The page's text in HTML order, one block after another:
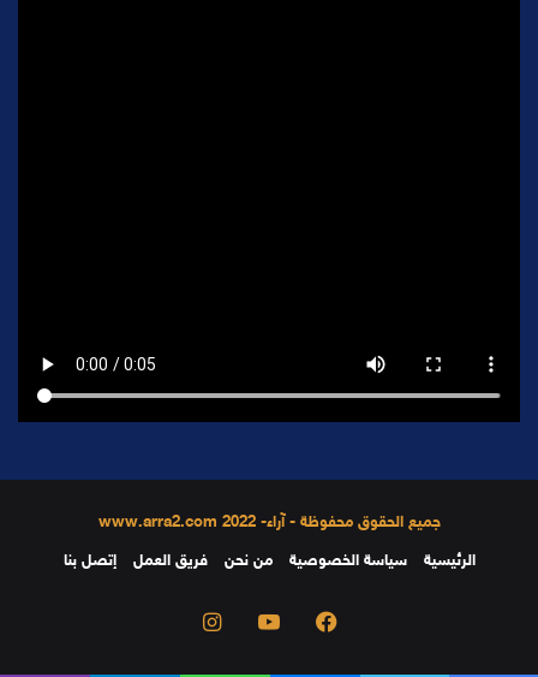
جميع الحقوق محفوظة - آراء- 2022 www.arra2.com
الرئيسية
سياسة الخصوصية من نحن فريق العمل إتصل بنا
فيسبوك يوتيوب